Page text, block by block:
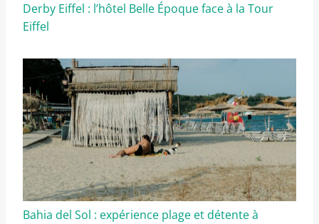
Derby Eiffel : l’hôtel Belle Époque face à la Tour
Eiffel
Bahia del Sol : expérience plage et détente à